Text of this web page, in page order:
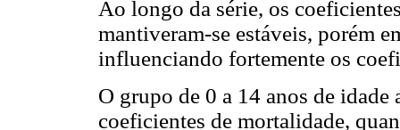
Ao longo da série, os
mantiveram-se estáveis, porém
influenciando fortemente os
O grupo de 0 a 14 anos de idade
coeficientes de mortalidade,